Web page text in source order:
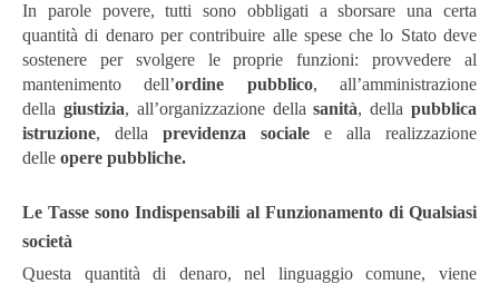
In parole povere, tutti sono obbligati a sborsare una certa
quantità di denaro per contribuire alle spese che lo Stato deve
sostenere per svolgere le proprie funzioni: provvedere al
mantenimento dell’ordine pubblico, all’amministrazione
della giustizia, all’organizzazione dellasanità, dellapubblica
istruzione, della previdenza sociale e alla realizzazione
delle opere pubbliche.
Le Tasse sono Indispensabili al Funzionamento di Qualsiasi
società
Questa quantità di denaro, nel linguaggio comune, viene